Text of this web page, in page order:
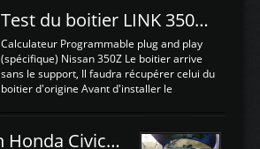
Test du boitier LINK 350Z Plugin ECU
Calculateur Programmable plug and play
(spécifique) Nissan 350Z Le boitier arrive
sans le support, Il faudra récupérer celui du
boitier d'origine Avant d'installer le
d'envoyer l'information de la large bande
Préparation Honda Civic Type R FK2